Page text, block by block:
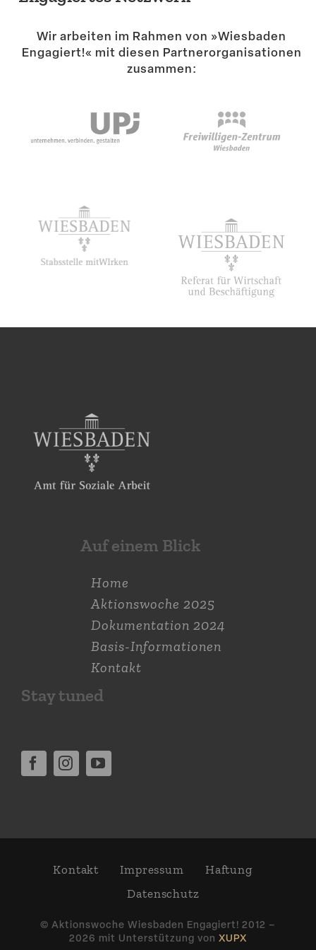
Wir arbeiten im Rahmen von »Wiesbaden
Engagiert!« mit diesen Partner­or­ga­ni­sa­tionen
zusammen:
Auf einem Blick
Home
Aktions­woche 2025
Dokumen­tation 2024
Basis-Informationen
Kontakt
Stay tuned
Kontakt Impressum
Haftung
Daten­schutz
© Aktions­woche Wiesbaden Engagiert! 2012 –
2026 mit Unter­stützung von XUPX